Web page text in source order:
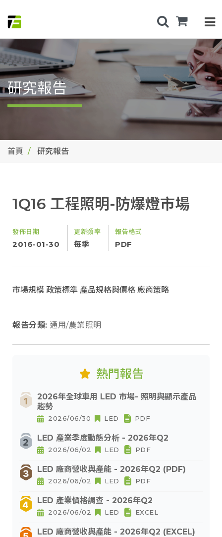
研究報告
首頁 研究報告
1Q16 工程照明-防爆燈市場
發佈日期
2016-01-30
更新頻率
每季
報告格式
PDF
市場規模 政策標準 產品規格與價格 廠商策略
報告分類: 通用/農業照明
熱門報告
2026年全球車用 LED 市場- 照明與顯示產品
趨勢
2026/06/30 LED PDF
LED 產業季度動態分析 - 2026年Q2
2026/06/02 LED PDF
LED 廠商營收與產能 - 2026年Q2 (PDF)
2026/06/02 LED PDF
LED 產業價格調查 - 2026年Q2
2026/06/02 LED EXCEL
LED 廠商營收與產能 - 2026年Q2 (EXCEL)